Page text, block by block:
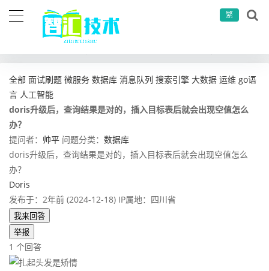
繁
全部 面试刷题 微服务 数据库 消息队列 搜索引擎 大数据 运维 go语
言 人工智能
doris升级后，查询结果是对的，插入目标表后就会出现空值怎么
办？
提问者： 帅平 问题分类： 数据库
doris升级后，查询结果是对的，插入目标表后就会出现空值怎么
办？
Doris
发布于：2年前 (2024-12-18) IP属地：四川省
我来回答
举报
1 个回答